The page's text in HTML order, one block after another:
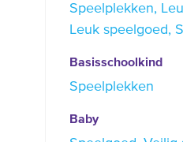
Speelplekken
Leuk speelgoed
Basisschoolkind
Speelplekken
Baby